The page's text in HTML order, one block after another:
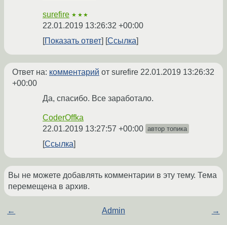
surefire ★★★
22.01.2019 13:26:32 +00:00
Показать ответ
Ссылка
Ответ на: комментарий от surefire 22.01.2019 13:26:32
+00:00
Да, спасибо. Все заработало.
CoderOffka
22.01.2019 13:27:57 +00:00 автор топика
Ссылка
Вы не можете добавлять комментарии в эту тему. Тема
перемещена в архив.
← Admin →